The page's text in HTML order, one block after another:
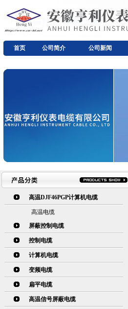
首页 公司简介 公司新闻
高温DJF46PGP计算机电缆
高温电缆
屏蔽控制电缆
控制电缆
计算机电缆
变频电缆
扁平电缆
高温信号屏蔽电缆